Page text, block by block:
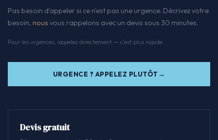
Pas besoin d'appeler si ce n'est pas une urgence. Décrivez votre
besoin, nous vous rappelons avec un devis sous 30 minutes.
Pour les urgences, appelez directement — c'est plus rapide.
URGENCE ? APPELEZ PLUTÔT
Devis gratuit